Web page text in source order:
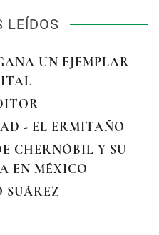
LEÍDOS
UN EJEMPLAR
- EL ERMITAÑO
CHERNÓBIL Y SU
EN MÉXICO
SUÁREZ